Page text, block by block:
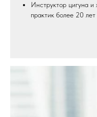
Инструктор цигуна и
практик более 20 лет